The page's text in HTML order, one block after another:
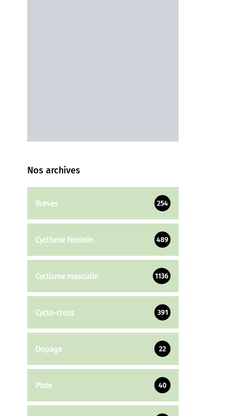
Nos archives
Brèves 254
Cyclisme féminin 489
Cyclisme masculin 1136
Cyclo-cross 391
Dopage 22
Piste 40